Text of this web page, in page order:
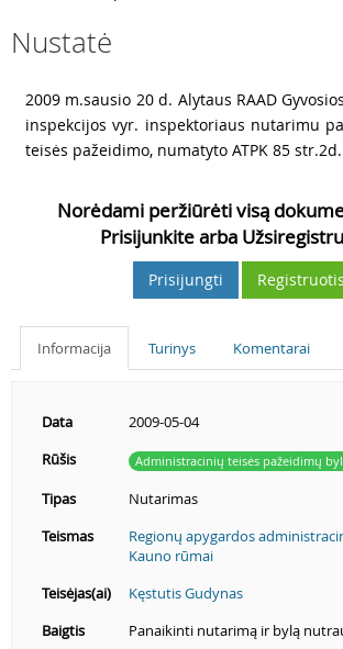
Nustatė
2009 m.sausio 20 d. Alytaus RAAD
inspekcijos vyr. inspektoriaus nutarimu
teisės pažeidimo, numatyto ATPK 85
Norėdami peržiūrėti visą
Prisijunkite arba
Prisijungti Registruotis
Informacija Turinys Komentarai
Data
2009-05-04
Rūšis
Administracinių teisės pažeidimų
Tipas
Nutarimas
Teismas
Regionų apygardos
Kauno rūmai
Teisėjas(ai)
Kęstutis Gudynas
Baigtis
Panaikinti nutarimą ir bylą